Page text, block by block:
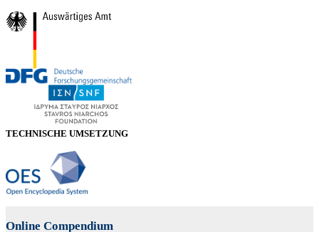
TECHNISCHE UMSETZUNG
Online Compendium